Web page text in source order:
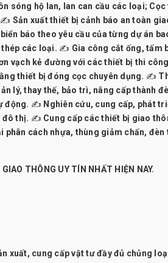
sóng hộ lan, lan can cầu các loại; Cọc
Sản xuất thiết bị cảnh báo an toàn
báo theo yêu cầu của từng dự án
các loại. ✍ Gia công cắt ống, tấm
vạch kẻ đường với các thiết bị thi
thiết bị đóng cọc chuyên dụng. ✍
lý, thay thế, bảo trì, nâng cấp thành
động. ✍ Nghiên cứu, cung cấp, phát
đô thị. ✍ Cung cấp các thiết bị giao
phân cách nhựa, thùng giảm chấn, đèn
THÔNG UY TÍN NHẤT HIỆN NAY.
xuất, cung cấp vật tư đầy đủ chủng